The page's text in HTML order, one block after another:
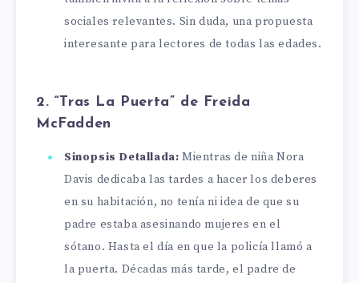
sociales relevantes. Sin duda, una propuesta
interesante para lectores de todas las edades.
2. “Tras La Puerta” de Freida
McFadden
Sinopsis Detallada: Mientras de niña Nora
Davis dedicaba las tardes a hacer los deberes
en su habitación, no tenía ni idea de que su
padre estaba asesinando mujeres en el
sótano. Hasta el día en que la policía llamó a
la puerta. Décadas más tarde, el padre de